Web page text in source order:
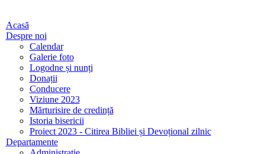
Acasă
Despre noi
Calendar
Galerie foto
Logodne și nunți
Donații
Conducere
Viziune 2023
Mărturisire de credință
Istoria bisericii
Proiect 2023 - Citirea Bibliei și Devoțional zilnic
Departamente